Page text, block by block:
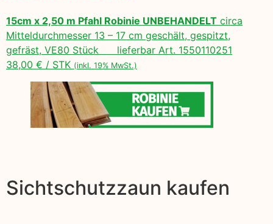
15cm x 2,50 m Pfahl Robinie UNBEHANDELT circa
Mitteldurchmesser 13 – 17 cm geschält, gespitzt,
gefräst, VE80 Stück lieferbar Art. 1550110251
38,00 € / STK (inkl. 19% MwSt.)
Sichtschutzzaun kaufen